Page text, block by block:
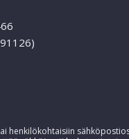
henkilökohtaisiin